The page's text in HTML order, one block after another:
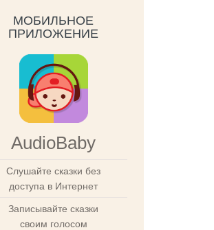
МОБИЛЬНОЕ
ПРИЛОЖЕНИЕ
AudioBaby
Слушайте сказки без
доступа в Интернет
Записывайте сказки
своим голосом